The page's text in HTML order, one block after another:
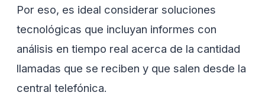
Por eso, es ideal considerar soluciones
tecnológicas que incluyan informes con
análisis en tiempo real acerca de la cantidad
llamadas que se reciben y que salen desde la
central telefónica.